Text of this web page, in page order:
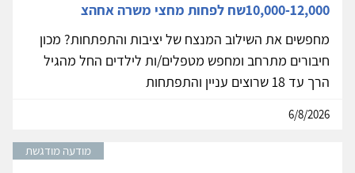
10,000-12,000שח לפחות מחצי משרה אחהצ
מחפשים את השילוב המנצח של יציבות והתפתחות? מכון
חיבורים מתרחב ומחפש מטפלים/ות לילדים החל מהגיל
הרך עד 18 שרוצים עניין והתפתחות
6/8/2026
מודעה מודגשת